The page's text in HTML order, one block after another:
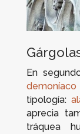
En
demoníaco
tipología:
aprecia
tráquea